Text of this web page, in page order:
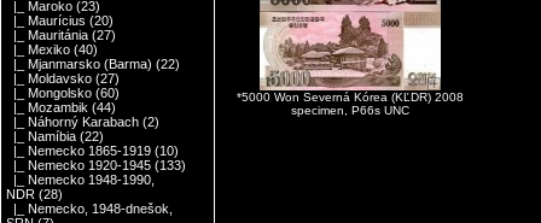
|_ Maroko (23)
|_ Maurícius (20)
|_ Mauritánia (27)
|_ Mexiko (40)
|_ Mjanmarsko (Barma) (22)
|_ Moldavsko (27)
|_ Mongolsko (60)
|_ Mozambik (44)
|_ Náhorný Karabach (2)
|_ Namíbia (22)
|_ Nemecko 1865-1919 (10)
|_ Nemecko 1920-1945 (133)
|_ Nemecko 1948-1990,
NDR (28)
|_ Nemecko, 1948-dnešok,
*5000 Won Severná Kórea (KĽDR) 2008
specimen, P66s UNC